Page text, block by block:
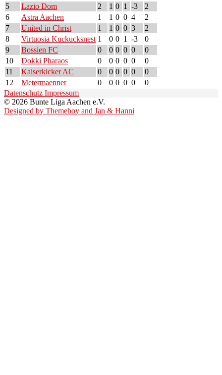
5
Lazio Dom 2 1 0 1 -3
2
6
Astra Aachen 1 1 0 0 4
2
7
United in Christ 1 1 0 0 3
2
8
Virtuosia Kuckucksnest 1 0 0 1 -3
0
9
Bossien FC 0 0 0 0 0
0
10
Dokki Pharaos 0 0 0 0 0
0
11
Kaiserkicker AC 0 0 0 0 0
0
12
Metermaenner 0 0 0 0 0
0
Datenschutz Impressum
© 2026 Bunte Liga Aachen e.V.
Designed by Themeboy and Jan & Hanni